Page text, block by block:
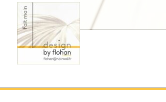
contenu